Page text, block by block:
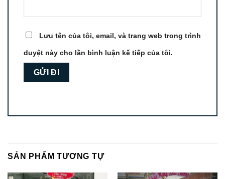
Lưu tên của tôi, email, và trang web trong trình
duyệt này cho lần bình luận kế tiếp của tôi.
SẢN PHẨM TƯƠNG TỰ